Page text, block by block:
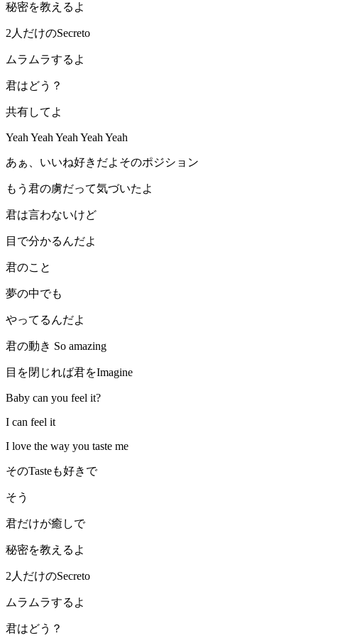
秘密を教えるよ
2人だけのSecreto
ムラムラするよ
君はどう？
共有してよ
Yeah Yeah Yeah Yeah Yeah
あぁ、いいね好きだよそのポジション
もう君の虜だって気づいたよ
君は言わないけど
目で分かるんだよ
君のこと
夢の中でも
やってるんだよ
君の動き So amazing
目を閉じれば君をImagine
Baby can you feel it?
I can feel it
I love the way you taste me
そのTasteも好きで
そう
君だけが癒しで
秘密を教えるよ
2人だけのSecreto
ムラムラするよ
君はどう？